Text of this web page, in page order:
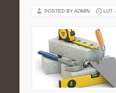
POSTED BY ADMIN LUT